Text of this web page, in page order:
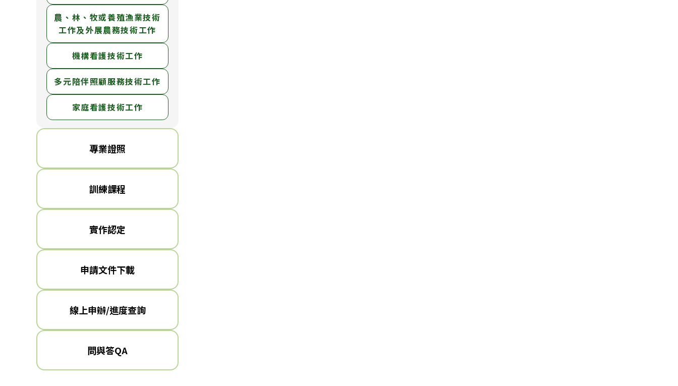
農、林、牧或養殖漁業技術
工作及外展農務技術工作
機構看護技術工作
多元陪伴照顧服務技術工作
家庭看護技術工作
專業證照
訓練課程
實作認定
申請文件下載
線上申辦/進度查詢
問與答QA